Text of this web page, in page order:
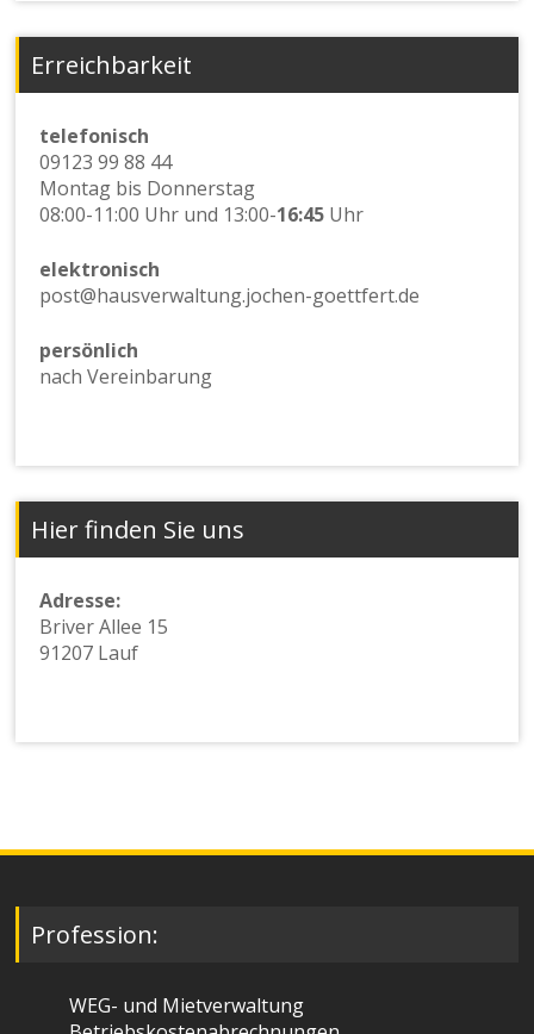
Erreichbarkeit
telefonisch
09123 99 88 44
Montag bis Donnerstag
08:00-11:00 Uhr und 13:00-16:45 Uhr
elektronisch
post@hausverwaltung.jochen-goettfert.de
persönlich
nach Vereinbarung
Hier finden Sie uns
Adresse:
Briver Allee 15
91207 Lauf
Profession:
WEG- und Mietverwaltung